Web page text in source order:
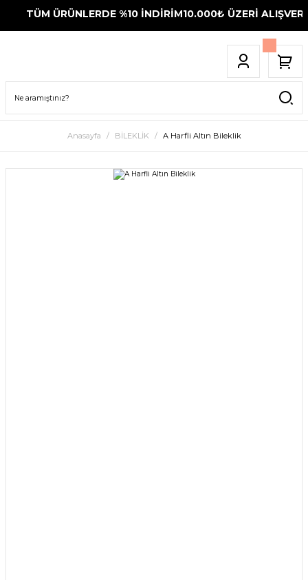
TÜM ÜRÜNLERDE %10 İNDİRİM10.000₺ ÜZERİ
Anasayfa BİLEKLİK A Harfli Altın Bileklik